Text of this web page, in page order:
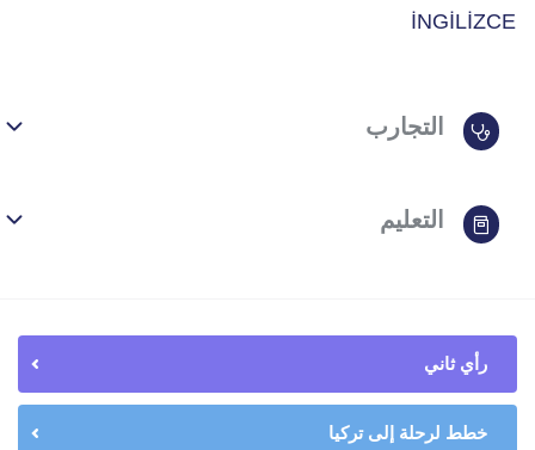
İNGİLİZCE
التجارب
التعليم
رأي ثاني
خطط لرحلة إلى تركيا